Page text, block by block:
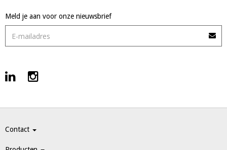
Meld je aan voor onze nieuwsbrief
Contact